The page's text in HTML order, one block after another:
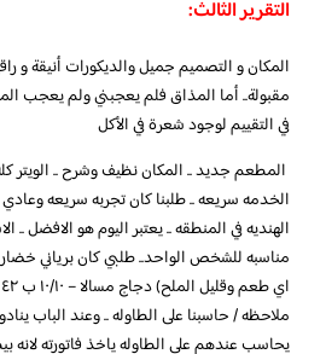
التقرير الثالث:
المكان و التصميم جميل والديكورات أنيقة و
مقبولة.. أما المذاق فلم يعجبني ولم يعجب
في التقييم لوجود شعرة في الأكل
المطعم جديد .. المكان نظيف وشرح .. الويتر
الخدمه سريعه .. طلبنا كان تجربه سريعه
الهنديه في المنطقه .. يعتبر اليوم هو الافضل ..
ملاحظه / حاسبنا على الطاوله .. وعند الباب
يحاسب عندهم على الطاوله ياخذ فاتورته لانه